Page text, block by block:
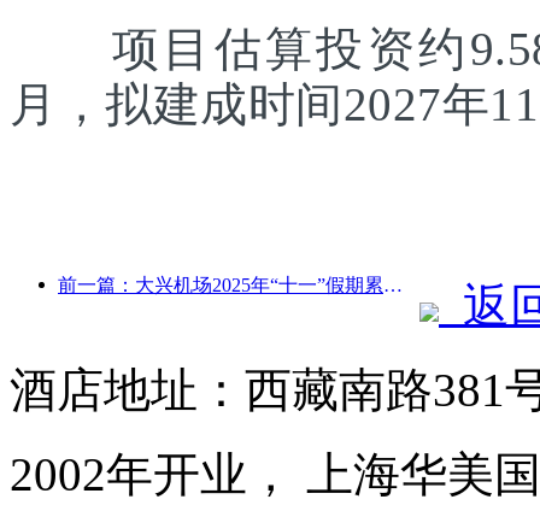
项目估算投资约9.58
月，拟建成时间2027年
前一篇：大兴机场2025年“十一”假期累计运送旅客130万余人次
返
酒店地址：西藏南路381
2002年开业， 上海华美